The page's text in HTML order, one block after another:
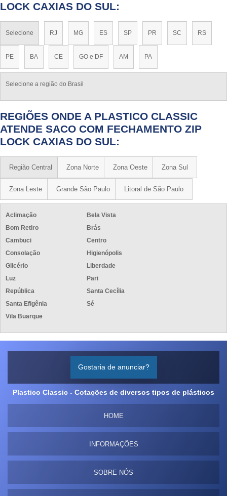
LOCK CAXIAS DO SUL:
Selecione RJ MG ES SP PR SC RS
PE BA CE GO e DF AM PA
Selecione a região do Brasil
REGIÕES ONDE A PLASTICO CLASSIC
ATENDE SACO COM FECHAMENTO ZIP
LOCK CAXIAS DO SUL:
Região Central Zona Norte Zona Oeste Zona Sul
Zona Leste Grande São Paulo Litoral de São Paulo
Aclimação
Bela Vista
Bom Retiro
Brás
Cambuci
Centro
Consolação
Higienópolis
Glicério
Liberdade
Luz
Pari
República
Santa Cecília
Santa Efigênia
Sé
Vila Buarque
Gostaria de anunciar?
Plastico Classic - Cotações de diversos tipos de plásticos
HOME
INFORMAÇÕES
SOBRE NÓS